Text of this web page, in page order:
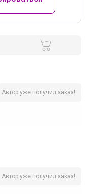
Автор уже получил заказ!
Автор уже получил заказ!